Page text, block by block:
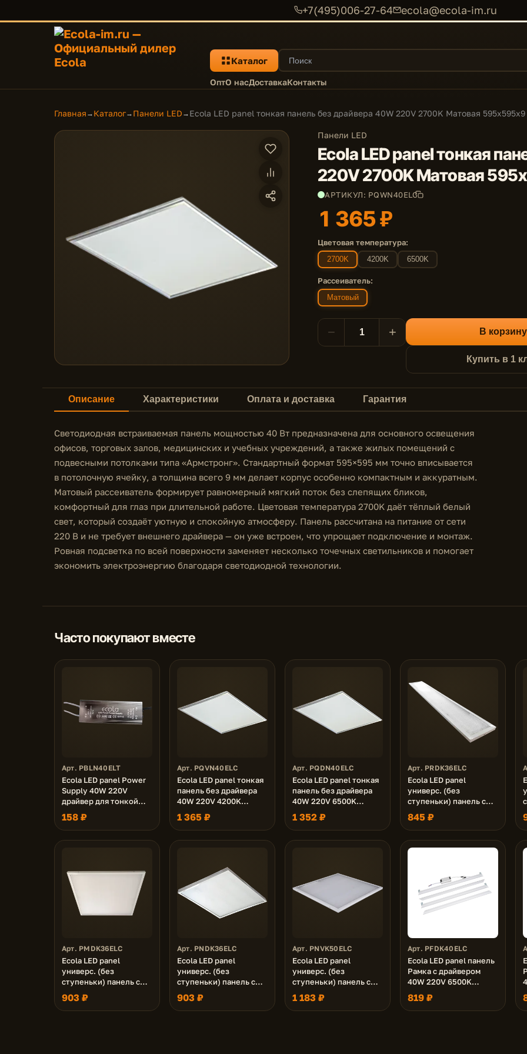
+7(495)006-27-64 ecola@ecola-im.ru
Каталог
ОптО насДоставкаКонтакты
Главная → Каталог→ Панели LED → Ecola LED panel тонкая панель без драйвера 40W 220V 2700K Матовая 595x595x9
Панели LED
Ecola LED panel тонкая
220V 2700K Матовая
АРТИКУЛ: PQWN40ELC
1 365 ₽
Цветовая температура:
2700K 4200K 6500K
Рассеиватель:
Матовый
− + В корзину
Купить в 1
Описание Характеристики Оплата и доставка Гарантия
Светодиодная встраиваемая панель мощностью 40 Вт предназначена для основного освещения
офисов, торговых залов, медицинских и учебных учреждений, а также жилых помещений с
подвесными потолками типа «Армстронг». Стандартный формат 595×595 мм точно вписывается
в потолочную ячейку, а толщина всего 9 мм делает корпус особенно компактным и аккуратным.
Матовый рассеиватель формирует равномерный мягкий поток без слепящих бликов,
комфортный для глаз при длительной работе. Цветовая температура 2700K даёт тёплый белый
свет, который создаёт уютную и спокойную атмосферу. Панель рассчитана на питание от сети
220 В и не требует внешнего драйвера — он уже встроен, что упрощает подключение и монтаж.
Ровная подсветка по всей поверхности заменяет несколько точечных светильников и помогает
экономить электроэнергию благодаря светодиодной технологии.
Часто покупают вместе
Арт. PBLN40ELT
Ecola LED panel Power
Supply 40W 220V
драйвер для тонкой
панели
158 ₽
Арт. PQVN40ELC
Ecola LED panel тонкая
панель без драйвера
40W 220V 4200K
Матовая 595x595x9
1 365 ₽
Арт. PQDN40ELC
Ecola LED panel тонкая
панель без драйвера
40W 220V 6500K
Матовая 595x595x9
1 352 ₽
Арт. PRDK36ELC
Ecola LED panel
универс. (без
ступеньки) панель с
драйвером внутри 36W
220V 6500K Призма
1195x180x19
845 ₽
Арт. PMDK36ELC
Ecola LED panel
универс. (без
ступеньки) панель с
драйвером внутри 36W
220V 6500K Матовая
595x595x19
903 ₽
Арт. PNDK36ELC
Ecola LED panel
универс. (без
ступеньки) панель с
драйвером внутри 36W
220V 6500K Призма
595x595x19
903 ₽
Арт. PNVK50ELC
Ecola LED panel
универс. (без
ступеньки) панель с
драйвером внутри 50W
220V 4200K Призма
595x595x19
1 183 ₽
Арт. PFDK40ELC
Ecola LED panel панель
Рамка с драйвером
40W 220V 6500K
Матовая 595x595x16
819 ₽